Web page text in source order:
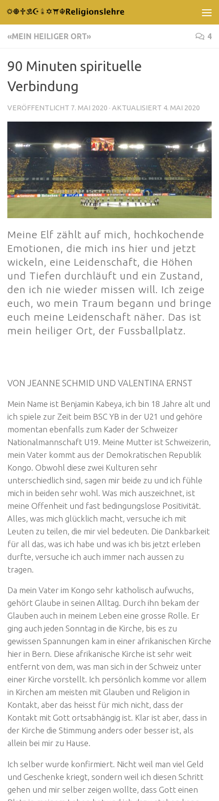
Unter dem Inhalt
«MEIN HEILIGER ORT» 4
90 Minuten spirituelle
Verbindung
VERÖFFENTLICHT 7. MAI 2020 · AKTUALISIERT 4. MAI 2020
Meine Elf zählt auf mich, hochkochende
Emotionen, die mich ins hier und jetzt
wickeln, eine Leidenschaft, die Höhen
und Tiefen durchläuft und ein Zustand,
den ich nie wieder missen will. Ich zeige
euch, wo mein Traum begann und bringe
euch meine Leidenschaft näher. Das ist
mein heiliger Ort, der Fussballplatz.
VON JEANNE SCHMID UND VALENTINA ERNST
Mein Name ist Benjamin Kabeya, ich bin 18 Jahre alt und
ich spiele zur Zeit beim BSC YB in der U21 und gehöre
momentan ebenfalls zum Kader der Schweizer
Nationalmannschaft U19. Meine Mutter ist Schweizerin,
mein Vater kommt aus der Demokratischen Republik
Kongo. Obwohl diese zwei Kulturen sehr
unterschiedlich sind, sagen mir beide zu und ich fühle
mich in beiden sehr wohl. Was mich auszeichnet, ist
meine Offenheit und fast bedingungslose Positivität.
Alles, was mich glücklich macht, versuche ich mit
Leuten zu teilen, die mir viel bedeuten. Die Dankbarkeit
für all das, was ich habe und was ich bis jetzt erleben
durfte, versuche ich auch immer nach aussen zu
tragen.
Da mein Vater im Kongo sehr katholisch aufwuchs,
gehört Glaube in seinen Alltag. Durch ihn bekam der
Glauben auch in meinem Leben eine grosse Rolle. Er
ging auch jeden Sonntag in die Kirche, bis es zu
gewissen Spannungen kam in einer afrikanischen Kirche
hier in Bern. Diese afrikanische Kirche ist sehr weit
entfernt von dem, was man sich in der Schweiz unter
einer Kirche vorstellt. Ich persönlich komme vor allem
in Kirchen am meisten mit Glauben und Religion in
Kontakt, aber das heisst für mich nicht, dass der
Kontakt mit Gott ortsabhängig ist. Klar ist aber, dass in
der Kirche die Stimmung anders oder besser ist, als
allein bei mir zu Hause.
Ich selber wurde konfirmiert. Nicht weil man viel Geld
und Geschenke kriegt, sondern weil ich diesen Schritt
gehen und mir selber zeigen wollte, dass Gott einen